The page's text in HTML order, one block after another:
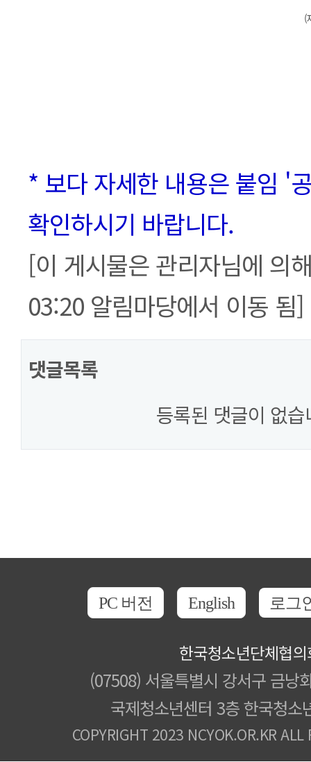
(
* 보다 자세한 내용은 붙임 '
확인하시기 바랍니다.
[이 게시물은 관리자님에 의
03:20 알림마당에서 이동 됨]
댓글목록
등록된 댓글이 없습
PC 버전 English 로그
한국청소년단체협
(07508) 서울특별시 강서구 금낭
국제청소년센터 3층 한국청소
COPYRIGHT 2023 NCYOK.OR.KR ALL